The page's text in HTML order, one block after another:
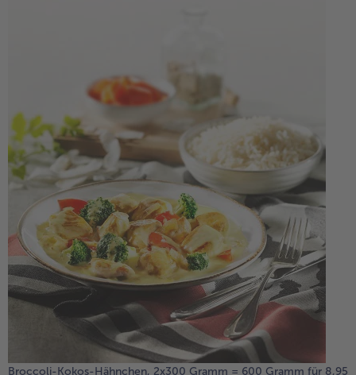
Broccoli-Kokos-Hähnchen, 2x300 Gramm = 600 Gramm für 8,95